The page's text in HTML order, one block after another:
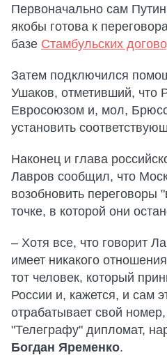
Первоначально сам
якобы готова к
базе Стамбульских
Затем подключился
Ушаков, отметивший, что
Евросоюзом и, мол,
установить
Наконец и глава
Лавров сообщил, что
возобновить переговоры
точке, в которой они
– Хотя все, что говорит
имеет никакого
тот человек, который
России и, кажется, и сам
отрабатывает свой
"Телеграфу" дипломат,
Богдан Яременко.